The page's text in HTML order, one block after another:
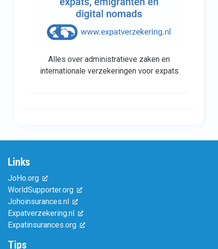
Alles over administratieve zaken en
internationale verzekeringen voor expats
Links
JoHo.org
WorldSupporter.org
Johoinsurances.nl
Expatverzekering.nl
Expatinsurances.org
Tips